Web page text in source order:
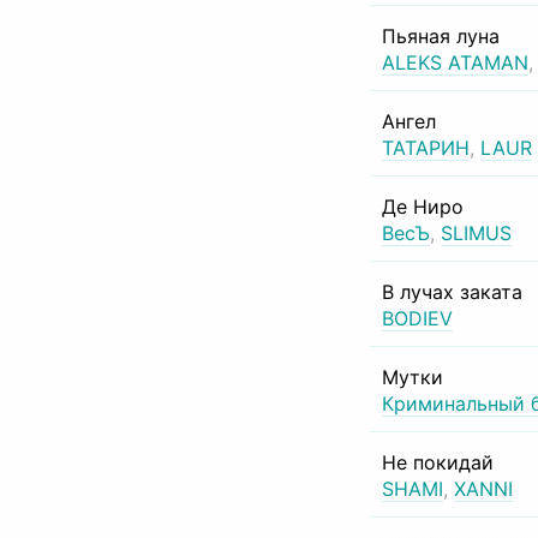
Пьяная луна
ALEKS ATAMAN,
Ангел
ТАТАРИН, LAUR
Де Ниро
ВесЪ, SLIMUS
В лучах заката
BODIEV
Мутки
Криминальный
Не покидай
SHAMI, XANNI